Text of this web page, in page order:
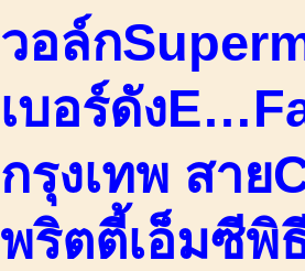
วอล์ก
เบอร์ดัง
กรุงเทพ สาย
พริตตี้เอ็มซีพิ